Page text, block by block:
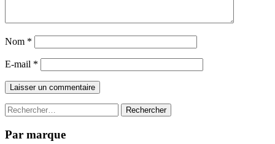
Nom *
E-mail *
Rechercher :
Par marque